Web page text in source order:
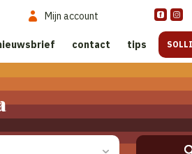
Mijn account
contact tips